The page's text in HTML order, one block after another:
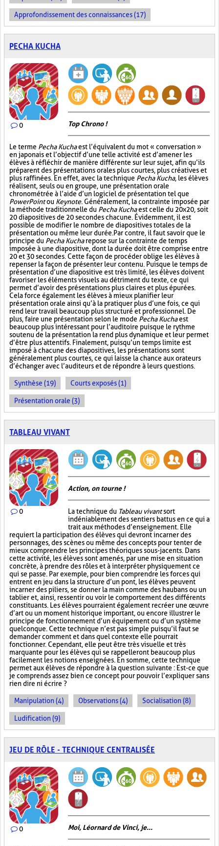
Approfondissement des connaissances (17)
PECHA KUCHA
0 Top Chrono !
Le terme Pecha Kuchaest l’équivalent du mot « conversation »
en japonais et l’objectif d’une telle activité est d’amener les
élèves à réfléchir de manière différente sur leur sujet, afin qu’ils
préparent des présentations orales plus courtes, plus créatives et
plus raffinées. En effet, avec la technique Pecha Kucha, les élèves
réalisent, seuls ou en groupe, une présentation orale
chronométrée à l’aide d’un logiciel de présentation tel que
PowerPointou Keynote. Généralement, la contrainte imposée par
la méthode traditionnelle du Pecha Kuchaest celle du 20x20, soit
20 diapositives de 20 secondes chacune. Évidemment, il est
possible de modifier le nombre de diapositives totales de la
présentation ou même leur durée. Par contre, il faut savoir que le
principe du Pecha Kucharepose sur la contrainte de temps
imposée à une diapositive, dont la durée doit être comprise entre
20 et 30 secondes. Cette façon de procéder oblige les élèves à
repenser la façon de présenter leur contenu. Puisque le temps de
présentation d’une diapositive est très limité, les élèves doivent
favoriser les éléments visuels au détriment du texte, ce qui
permet d’avoir des présentations plus claires et plus épurées.
Cela force également les élèves à mieux planifier leur
présentation orale ainsi qu’à la pratiquer plus d’une fois, ce qui
rend leur travail beaucoup plus structuré et professionnel. De
plus, faire une présentation selon le mode Pecha Kuchaest
beaucoup plus intéressant pour l’auditoire puisque le rythme
soutenu de la présentation la rend plus dynamique et leur permet
d’être plus attentifs. Finalement, puisqu’un temps limite est
imposé à chacune des diapositives, les présentations sont
généralement plus courtes, ce qui laisse la chance aux orateurs
d’échanger avec l’auditeurs et de répondre à leurs questions.
Synthèse (19) Courts exposés (1)
Présentation orale (3)
TABLEAU VIVANT
0
Action, on tourne !
La technique du Tableau vivantsort
indéniablement des sentiers battus en ce qui a
trait aux méthodes d’enseignement. Elle
requiert la participation des élèves qui devront incarner des
personnages, des scènes ou même des concepts pour tenter de
mieux comprendre les principes théoriques sous-jacents. Dans
cette activité, les élèves sont amenés, par une mise en situation
concrète, à prendre des rôles et à interpréter physiquement ce
qui se passe. Par exemple, pour bien comprendre les forces qui
entrent en jeu dans la structure d’un pont, les élèves peuvent
incarner des piliers, se donner la main comme des haubans ou un
tablier et, ainsi, ressentir ou voir le comportement des différents
constituants. Les élèves pourraient également recréer une œuvre
d’art ou un moment historique important, ou encore illustrer le
principe de fonctionnement d’un équipement ou d’un système
quelconque. Cette technique n’est pas simple puisqu’il faut se
demander comment et dans quel contexte elle pourrait
fonctionner. Cependant, elle peut être très visuelle et très
marquante pour les élèves qui se rappelleront beaucoup plus
facilement les notions enseignées. En somme, cette technique
permet aux élèves de répondre à la question suivante : Est-ce que
je comprends assez bien ce concept pour pouvoir l’expliquer sans
rien dire ni écrire ?
Manipulation (4) Observations (4) Socialisation (8)
Ludification (9)
JEU DE RÔLE - TECHNIQUE CENTRALISÉE
0 Moi, Léornard de Vinci, je...